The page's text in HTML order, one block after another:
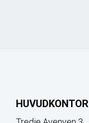
HUVUDKONTOR